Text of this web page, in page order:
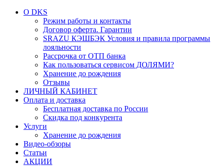
О DKS
Режим работы и контакты
Договор оферта. Гарантии
SRAZU КЭШБЭК Условия и правила программы
лояльности
Рассрочка от ОТП банка
Как пользоваться сервисом ДОЛЯМИ?
Хранение до рождения
Отзывы
ЛИЧНЫЙ КАБИНЕТ
Оплата и доставка
Бесплатная доставка по России
Скидка под конкурента
Услуги
Хранение до рождения
Видео-обзоры
Статьи
АКЦИИ